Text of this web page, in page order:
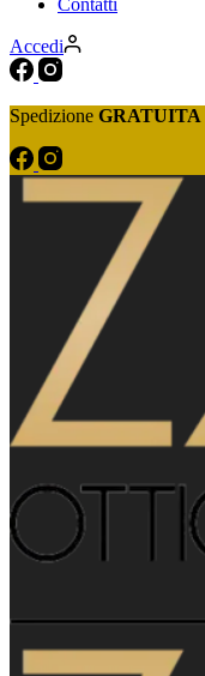
Contatti
Accedi
Spedizione GRATUITA